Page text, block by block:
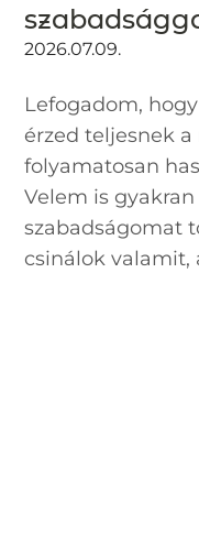
2026.07.09.
Lefogadom,
érzed teljesnek a
folyamatosan
Velem is
szabadságomat
csinálok valamit,